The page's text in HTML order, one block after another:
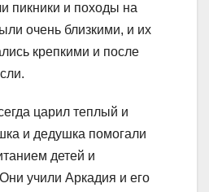
пикники и походы на
очень близкими, и их
крепкими и после
царил теплый и
и дедушка помогали
детей и
учили Аркадия и его